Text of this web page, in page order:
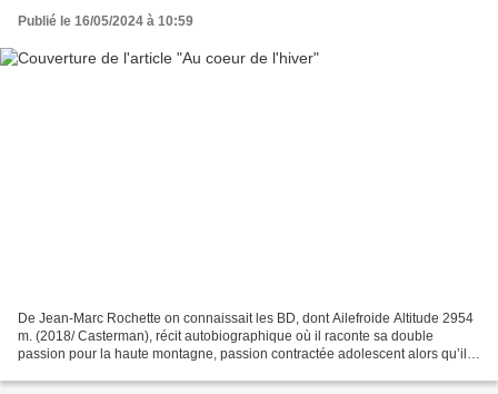
Publié le 16/05/2024 à 10:59
De Jean-Marc Rochette on connaissait les BD, dont Ailefroide Altitude 2954
m. (2018/ Casterman), récit autobiographique où il raconte sa double
passion pour la haute montagne, passion contractée adolescent alors qu’il